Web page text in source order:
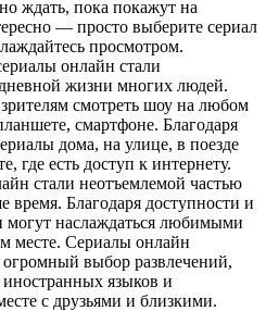
ждать, пока покажут на
— просто выберите сериал
просмотром.
онлайн стали
жизни многих людей.
смотреть шоу на любом
смартфоне. Благодаря
дома, на улице, в поезде
есть доступ к интернету.
стали неотъемлемой частью
время. Благодаря доступности и
могут наслаждаться любимыми
месте. Сериалы онлайн
выбор развлечений,
языков и
с друзьями и близкими.